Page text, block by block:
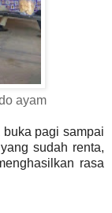
ayam
pagi sampai
sudah renta,
rasa